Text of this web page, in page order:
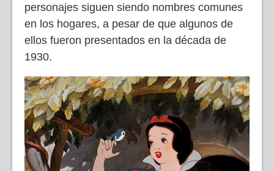
personajes siguen siendo nombres comunes
en los hogares, a pesar de que algunos de
ellos fueron presentados en la década de
1930.